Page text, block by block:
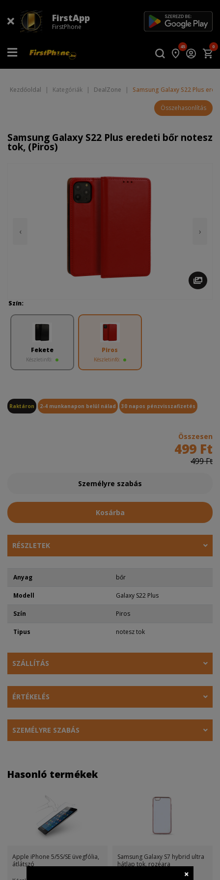
FirstApp
FirstPhone
45 0
Kezdőoldal | Kategóriák | DealZone | Samsung Galaxy S22 Plus
Összehasonlítás
Samsung Galaxy S22 Plus eredeti bőr notesz
tok, (Piros)
‹ ›
Szín:
Fekete
Készletinfó:
Piros
Készletinfó:
Raktáron 2-4 munkanapon belül nálad 30 napos pénzvisszafizetés
Összesen
499 Ft
499 Ft
Személyre szabás
Kosárba
RÉSZLETEK
Anyag bőr
Modell Galaxy S22 Plus
Szín Piros
Tipus notesz tok
SZÁLLÍTÁS
ÉRTÉKELÉS
SZEMÉLYRE SZABÁS
Hasonló termékek
Apple iPhone 5/5S/SE üvegfólia,
átlátszó
Samsung Galaxy S7 hybrid ultra
hátlap tok, rozéara